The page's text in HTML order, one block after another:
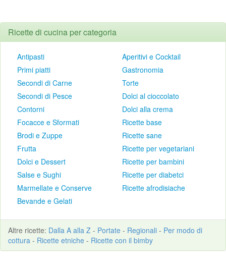
Ricette di cucina per categoria
Antipasti
Primi piatti
Secondi di Carne
Secondi di Pesce
Contorni
Focacce e Sformati
Brodi e Zuppe
Frutta
Dolci e Dessert
Salse e Sughi
Marmellate e Conserve
Bevande e Gelati
Aperitivi e Cocktail
Gastronomia
Torte
Dolci al cioccolato
Dolci alla crema
Ricette base
Ricette sane
Ricette per vegetariani
Ricette per bambini
Ricette per diabetci
Ricette afrodisiache
Altre ricette: Dalla A alla Z - Portate - Regionali - Per modo di
cottura - Ricette etniche - Ricette con il bimby